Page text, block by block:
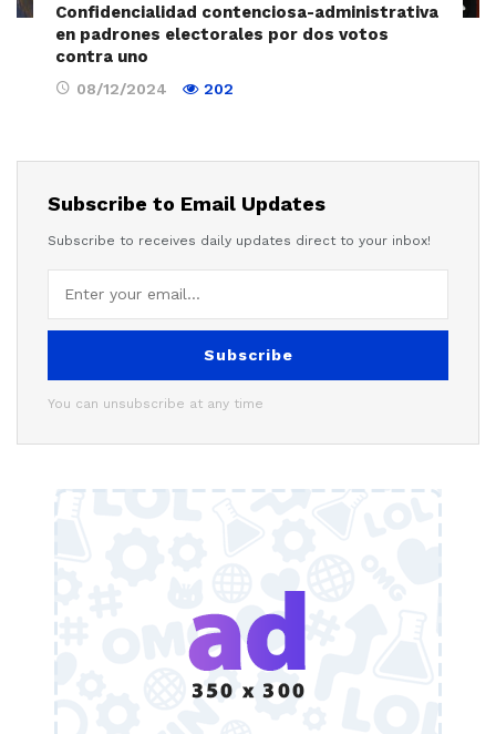
Confidencialidad contenciosa-administrativa
en padrones electorales por dos votos
contra uno
08/12/2024 202
Subscribe to Email Updates
Subscribe to receives daily updates direct to your inbox!
Subscribe
You can unsubscribe at any time